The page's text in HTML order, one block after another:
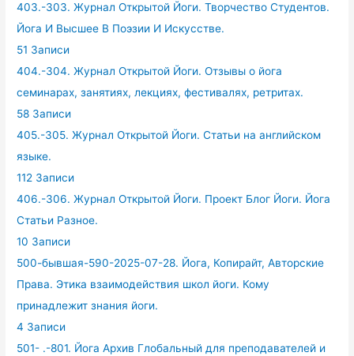
403.-303. Журнал Открытой Йоги. Творчество Студентов.
Йога И Высшее В Поэзии И Искусстве.
51 Записи
404.-304. Журнал Открытой Йоги. Отзывы о йога
семинарах, занятиях, лекциях, фестивалях, ретритах.
58 Записи
405.-305. Журнал Открытой Йоги. Статьи на английском
языке.
112 Записи
406.-306. Журнал Открытой Йоги. Проект Блог Йоги. Йога
Статьи Разное.
10 Записи
500-бывшая-590-2025-07-28. Йога, Копирайт, Авторские
Права. Этика взаимодействия школ йоги. Кому
принадлежит знания йоги.
4 Записи
501- .-801. Йога Архив Глобальный для преподавателей и